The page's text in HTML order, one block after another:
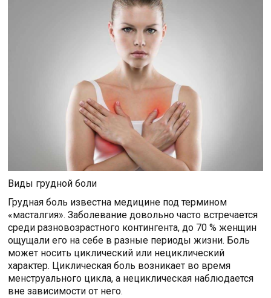
Виды грудной боли
Грудная боль известна медицине под термином
«масталгия». Заболевание довольно часто встречается
среди разновозрастного контингента, до 70 % женщин
ощущали его на себе в разные периоды жизни. Боль
может носить циклический или нециклический
характер. Циклическая боль возникает во время
менструального цикла, а нециклическая наблюдается
вне зависимости от него.